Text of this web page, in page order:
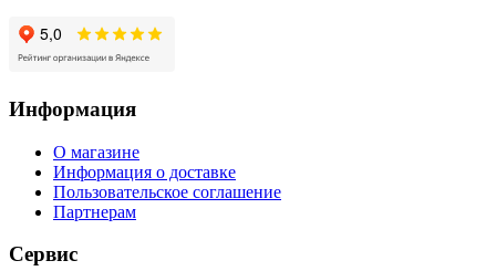
Информация
О магазине
Информация о доставке
Пользовательское соглашение
Партнерам
Сервис